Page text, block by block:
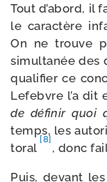
Tout d’a­bord, il
le carac­tère
On ne trouve
simul­ta­née des
qua­li­fier ce
Lefebvre l’a dit
de défi­nir quoi
temps, les
to­ral
[8]
, donc
Puis, devant